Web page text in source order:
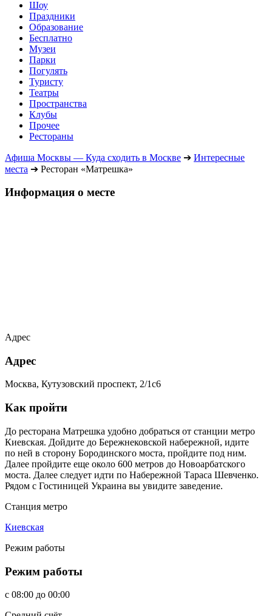
Шоу
Праздники
Образование
Бесплатно
Музеи
Парки
Погулять
Туристу
Театры
Пространства
Клубы
Прочее
Рестораны
Афиша Москвы — Куда сходить в Москве ➔ Интересные
места ➔ Ресторан «Матрешка»
Информация о месте
Адрес
Адрес
Москва, Кутузовский проспект, 2/1с6
Как пройти
До ресторана Матрешка удобно добраться от станции метро
Киевская. Дойдите до Бережнековской набережной, идите
по ней в сторону Бородинского моста, пройдите под ним.
Далее пройдите еще около 600 метров до Новоарбатского
моста. Далее следует идти по Набережной Тараса Шевченко.
Рядом с Гостиницей Украина вы увидите заведение.
Станция метро
Киевская
Режим работы
Режим работы
c 08:00 до 00:00